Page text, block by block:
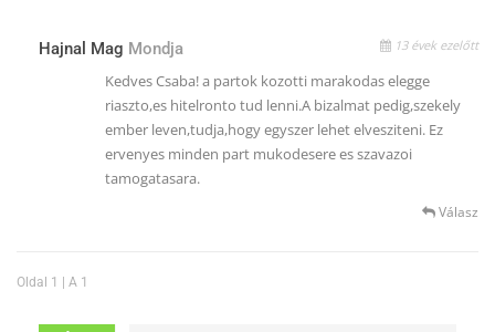
Hajnal Mag Mondja 13 évek ezelőtt
Kedves Csaba! a partok kozotti marakodas elegge
riaszto,es hitelronto tud lenni.A bizalmat pedig,szekely
ember leven,tudja,hogy egyszer lehet elvesziteni. Ez
ervenyes minden part mukodesere es szavazoi
tamogatasara.
Válasz
Oldal 1 | A 1